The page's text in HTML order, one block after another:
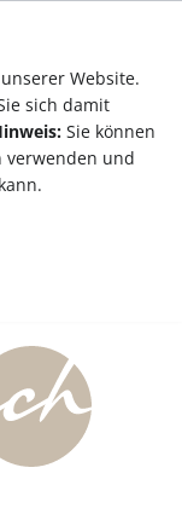
Website.
sich damit
Sie können
verwenden und